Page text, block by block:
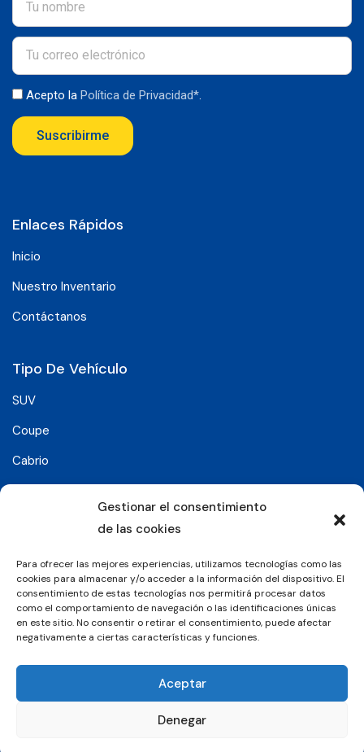
Gestionar el consentimiento
de las cookies
Para ofrecer las mejores experiencias, utilizamos tecnologías como las
cookies para almacenar y/o acceder a la información del dispositivo. El
consentimiento de estas tecnologías nos permitirá procesar datos
como el comportamiento de navegación o las identificaciones únicas
en este sitio. No consentir o retirar el consentimiento, puede afectar
negativamente a ciertas características y funciones.
Aceptar
Denegar
Acepto la Política de Privacidad*
Suscribirme
Enlaces Rápidos
Inicio
Nuestro Inventario
Contáctanos
Tipo De Vehículo
SUV
Coupe
Cabrio
Síguenos en:
© 2026 Grupo Luxury Cars. Todos los derechos
Política de Privacidad